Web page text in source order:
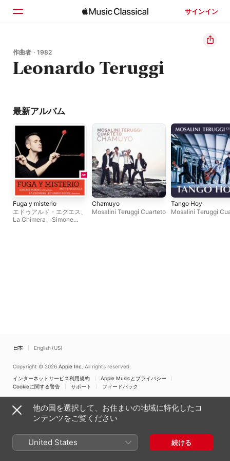
サインイン
ホーム
見つける
作曲者 · 1982
Leonardo Teruggi
最新アルバム
Fuga y misterio
エドゥアルド・エグエス、
La Chimera、 Simone
Chamuyo
Mosalini Teruggi Cuarteto
Tango Hoy
Mosalini Teruggi
日本 English (US)
Copyright © 2026 Apple Inc. All rights reserved.
インターネットサービス利用規約
Apple Musicとプライバシー
Cookieに関する警告
サポート フィードバック
他の国を選択して、お住まいの地域に特化したコ
ンテンツをご覧ください
United States 続ける